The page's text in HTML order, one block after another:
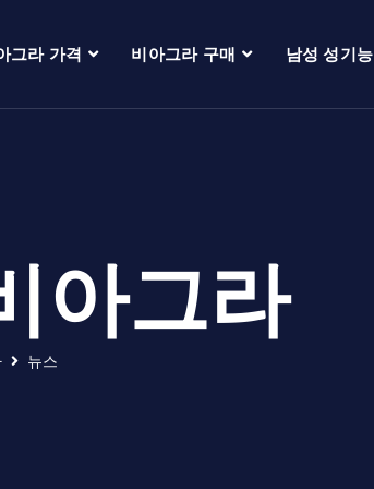
그라 가격 비아그라 구매 남성 성기능
아그라
뉴스